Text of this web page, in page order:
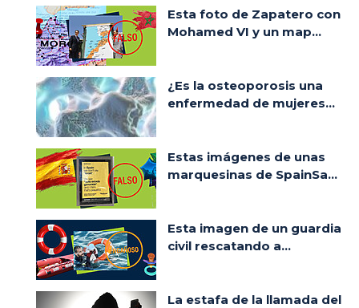
Esta foto de Zapatero con
Mohamed VI y un map...
¿Es la osteoporosis una
enfermedad de mujeres...
Estas imágenes de unas
marquesinas de SpainSa...
Esta imagen de un guardia
civil rescatando a...
La estafa de la llamada del